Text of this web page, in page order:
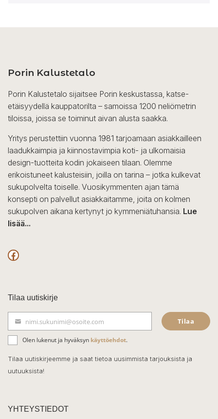
Porin Kalustetalo
Porin Kalustetalo sijaitsee Porin keskustassa, katse-
etäisyydellä kauppatorilta – samoissa 1200 neliömetrin
tiloissa, joissa se toiminut aivan alusta saakka.
Yritys perustettiin vuonna 1981 tarjoamaan asiakkailleen
laadukkaimpia ja kiinnostavimpia koti- ja ulkomaisia
design-tuotteita kodin jokaiseen tilaan. Olemme
erikoistuneet kalusteisiin, joilla on tarina – jotka kulkevat
sukupolvelta toiselle. Vuosikymmenten ajan tämä
konsepti on palvellut asiakkaitamme, joita on kolmen
sukupolven aikana kertynyt jo kymmeniätuhansia. Lue
lisää...
F
c
e
b
o
o
k
Tilaa uutiskirje
ä
h
k
t
nimi.sukunimi@osoite.com Tilaa
Olen lukenut ja hyväksyn käyttöehdot.
Tilaa uutiskirjeemme ja saat tietoa uusimmista tarjouksista ja
uutuuksista!
YHTEYSTIEDOT